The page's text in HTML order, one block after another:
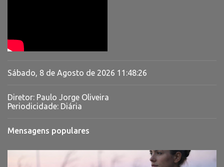
Sábado, 8 de Agosto de 2026 11:48:27
Diretor: Paulo Jorge Oliveira
Periodicidade: Diária
Mensagens populares